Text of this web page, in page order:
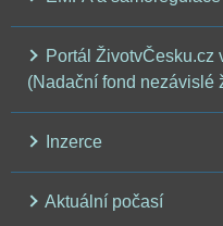
Portál ŽivotvČesku.cz
(Nadační fond nezávislé
Inzerce
Aktuální počasí